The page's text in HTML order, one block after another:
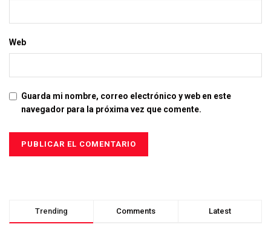
Web
Guarda mi nombre, correo electrónico y web en este
navegador para la próxima vez que comente.
Trending Comments Latest